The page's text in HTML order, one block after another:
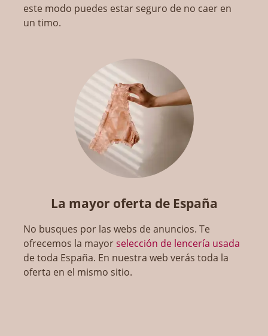
este modo puedes estar seguro de no caer en
un timo.
La mayor oferta de España
No busques por las webs de anuncios. Te
ofrecemos la mayorselección de lencería usada
de toda España. En nuestra web verás toda la
oferta en el mismo sitio.